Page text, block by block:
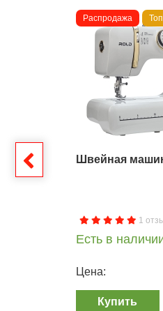
Распродажа
Швейная
1
Есть в
Цена:
Купить